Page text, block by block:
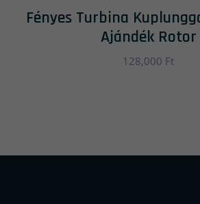
Fényes Turbina
Ajándék Rotor
128,000 Ft